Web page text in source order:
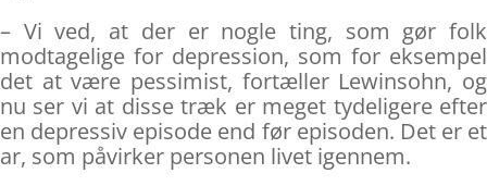
– Vi ved, at der er nogle ting, som gør folk
modtagelige for depression, som for eksempel
det at være pessimist, fortæller Lewinsohn, og
nu ser vi at disse træk er meget tydeligere efter
en depressiv episode end før episoden. Det er et
ar, som påvirker personen livet igennem.